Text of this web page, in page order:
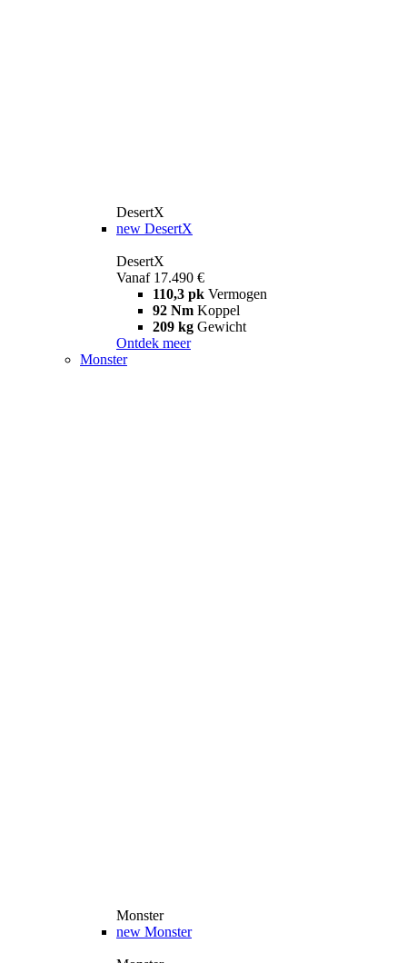
DesertX
new DesertX
DesertX
Vanaf 17.490 €
110,3 pk Vermogen
92 Nm Koppel
209 kg Gewicht
Ontdek meer
Monster
Monster
new Monster